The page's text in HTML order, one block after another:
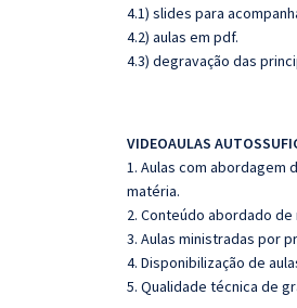
4.1) slides para
4.2) aulas em pdf.
4.3) degravação das
VIDEOAULAS
1. Aulas com
matéria.
2. Conteúdo abordado
3. Aulas ministradas por
4. Disponibilização de
5. Qualidade técnica de